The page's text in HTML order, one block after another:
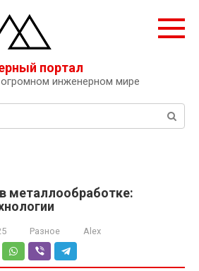
портал
инженерном мире
металлообработке:
Разное Alex